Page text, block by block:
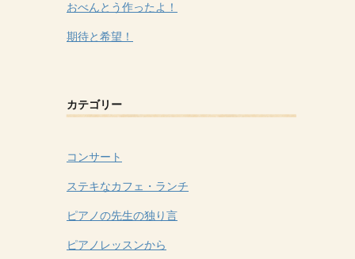
おべんとう作ったよ！
期待と希望！
カテゴリー
コンサート
ステキなカフェ・ランチ
ピアノの先生の独り言
ピアノレッスンから